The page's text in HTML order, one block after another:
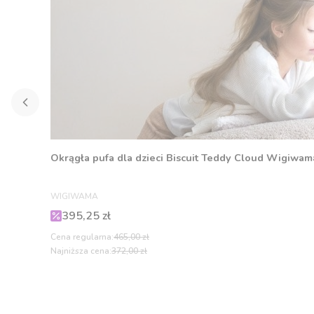
Okrągła pufa dla dzieci Biscuit Teddy Cloud
PRODUCENT
WIGIWAMA
Cena promocyjna
395,25 zł
Cena regularna:465,00 zł
Najniższa cena:372,00 zł